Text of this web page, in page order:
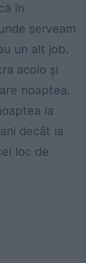
în
serveam
un alt job.
acolo și
noaptea.
la
decât la
loc de